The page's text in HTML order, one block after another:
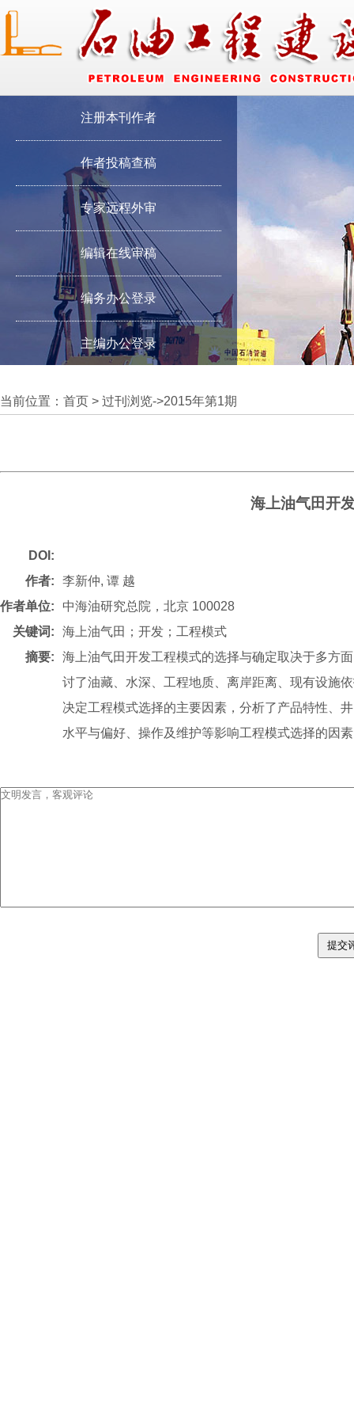
注册本刊作者
作者投稿查稿
专家远程外审
编辑在线审稿
编务办公登录
主编办公登录
当前位置： 首页 > 过刊浏览->2015年第1期
海上油气田开
DOI:
作者:
李新仲, 谭 越
作者单位:
中海油研究总院，北京 100028
关键词:
海上油气田；开发；工程模式
摘要:
海上油气田开发工程模式的选择与确定取决于多方
讨了油藏、水深、工程地质、离岸距离、现有设施
决定工程模式选择的主要因素，分析了产品特性、
水平与偏好、操作及维护等影响工程模式选择的因